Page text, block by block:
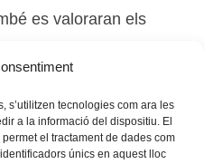
s’utilitzen tecnologies com ara les
a la informació del dispositiu. El
el tractament de dades com
únics en aquest lloc
es valoraran els